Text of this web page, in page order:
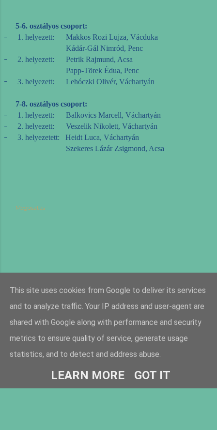
5-6. osztályos csoport:
-
1. helyezett: Makkos Rozi Lujza, Vácduka
Kádár-Gál Nimród, Penc
-
2. helyezett: Petrik Rajmund, Acsa
Papp-Törek Édua, Penc
- 3. helyezett: Lehóczki Olivér, Váchartyán
7-8. osztályos csoport:
- 1. helyezett: Balkovics Marcell, Váchartyán
- 2. helyezett: Veszelik Nikolett, Váchartyán
-
3. helyezetett: Heidt Luca, Váchartyán
Szekeres Lázár Zsigmond, Acsa
Megosztás
Üzemeltető: Blogger
This site uses cookies from Google to deliver its services
and to analyze traffic. Your IP address and user-agent are
shared with Google along with performance and security
metrics to ensure quality of service, generate usage
statistics, and to detect and address abuse.
LEARN MORE GOT IT